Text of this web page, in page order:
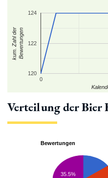
0
120
122
124
kum. Zahl derBewertungen
Verteilung der Bier
Bewertungen
35.5%